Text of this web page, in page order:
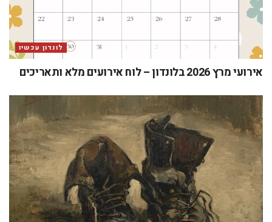
לונדון עכשיו
אירועי מרץ 2026 בלונדון – לוח אירועים מלא ותאריכים